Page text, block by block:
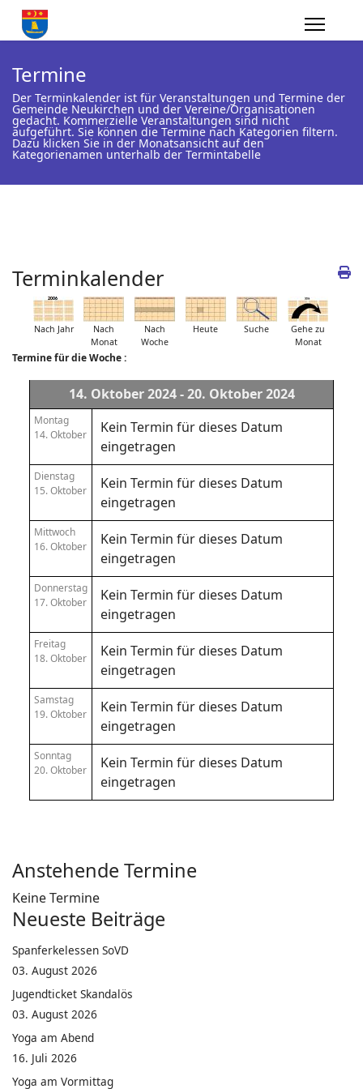
Termine
Der Terminkalender ist für Veranstaltungen und Termine der
Gemeinde Neukirchen und der Vereine/Organisationen
gedacht. Kommerzielle Veranstaltungen sind nicht
aufgeführt. Sie können die Termine nach Kategorien filtern.
Dazu klicken Sie in der Monatsansicht auf den
Kategorienamen unterhalb der Termintabelle
Terminkalender
Nach Jahr
Nach
Monat
Nach
Woche
Heute Suche
Gehe zu
Monat
Termine für die Woche :
14. Oktober 2024 - 20. Oktober 2024
Montag
14. Oktober
Kein Termin für dieses Datum
eingetragen
Dienstag
15. Oktober
Kein Termin für dieses Datum
eingetragen
Mittwoch
16. Oktober
Kein Termin für dieses Datum
eingetragen
Donnerstag
17. Oktober
Kein Termin für dieses Datum
eingetragen
Freitag
18. Oktober
Kein Termin für dieses Datum
eingetragen
Samstag
19. Oktober
Kein Termin für dieses Datum
eingetragen
Sonntag
20. Oktober
Kein Termin für dieses Datum
eingetragen
Anstehende Termine
Keine Termine
Neueste Beiträge
Spanferkelessen SoVD
03. August 2026
Jugendticket Skandalös
03. August 2026
Yoga am Abend
16. Juli 2026
Yoga am Vormittag